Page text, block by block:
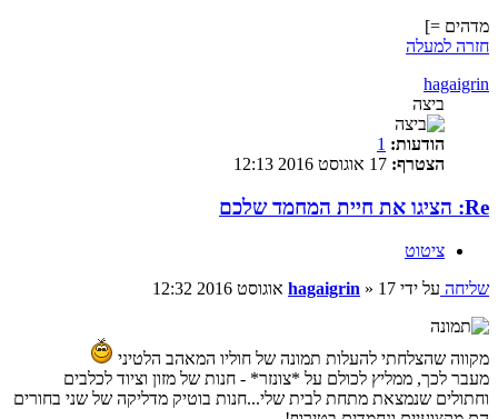
מדהים =]
חזרה למעלה
hagaigrin
ביצה
הודעות: 1
הצטרף:
Re: הציגו את חיית המחמד שלכם
ציטוט
שליחה על ידי hagaigrin » 17 אוגוסט 2016 12:32
מקווה שהצלחתי להעלות תמונה של חוליו המאהב הלטיני
מעבר לכך, ממליץ לכולם על *צונזר* - חנות של מזון וציוד לכלבים
וחתולים שנמצאת מתחת לבית שלי...חנות בוטיק מדליקה של שני בחורים